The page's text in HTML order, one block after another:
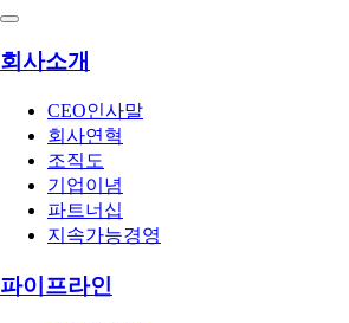
회사소개
CEO인사말
회사연혁
조직도
기업이념
파트너십
지속가능경영
파이프라인